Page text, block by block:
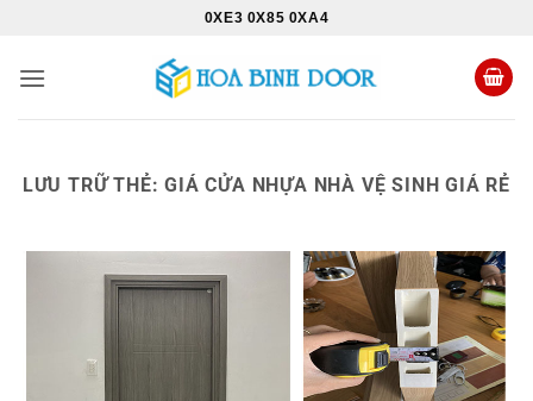
nội
0XE3 0X85 0XA4
LƯU TRỮ THẺ:GIÁ CỬA NHỰA NHÀ VỆ SINH GIÁ RẺ